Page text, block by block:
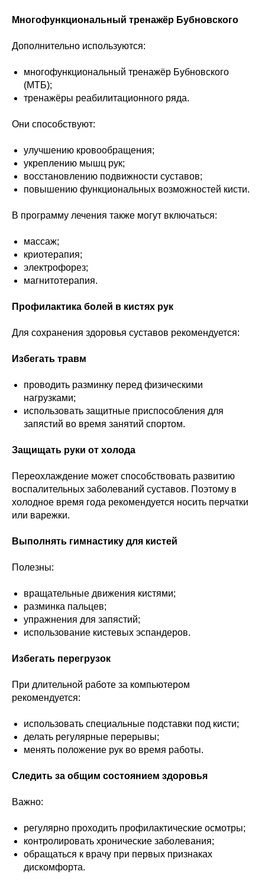
Многофункциональный тренажёр Бубновского
Дополнительно используются:
многофункциональный тренажёр Бубновского
(МТБ);
тренажёры реабилитационного ряда.
Они способствуют:
улучшению кровообращения;
укреплению мышц рук;
восстановлению подвижности суставов;
повышению функциональных возможностей кисти.
В программу лечения также могут включаться:
массаж;
криотерапия;
электрофорез;
магнитотерапия.
Профилактика болей в кистях рук
Для сохранения здоровья суставов рекомендуется:
Избегать травм
проводить разминку перед физическими
нагрузками;
использовать защитные приспособления для
запястий во время занятий спортом.
Защищать руки от холода
Переохлаждение может способствовать развитию
воспалительных заболеваний суставов. Поэтому в
холодное время года рекомендуется носить перчатки
или варежки.
Выполнять гимнастику для кистей
Полезны:
вращательные движения кистями;
разминка пальцев;
упражнения для запястий;
использование кистевых эспандеров.
Избегать перегрузок
При длительной работе за компьютером
рекомендуется:
использовать специальные подставки под кисти;
делать регулярные перерывы;
менять положение рук во время работы.
Следить за общим состоянием здоровья
Важно:
регулярно проходить профилактические осмотры;
контролировать хронические заболевания;
обращаться к врачу при первых признаках
дискомфорта.